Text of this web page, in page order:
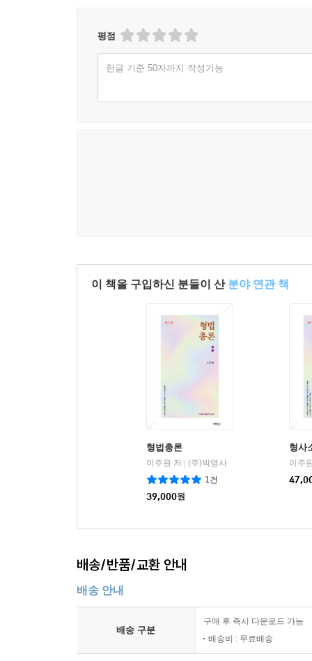
가등기담보권의 내용/[251] 법률의 태도에 대한
제1절 민법이란 무엇인가? 479
4. 이상을 읽어 보아도 알겠지만, 현재의 단계에
법률이 한자를 쓰고 있기 때문에, 이는 부득이한 일
평점
한글 기준 50자까지 작성가능
이 책을 구입하신 분들이 산 분야 연관 책
형법총론
이주원 저
(주)박영사
1건
39,000원
형사
이주
배송/반품/교환 안내
배송 안내
배송 구분
구매 후 즉시 다운로드 가능
배송비 : 무료배송